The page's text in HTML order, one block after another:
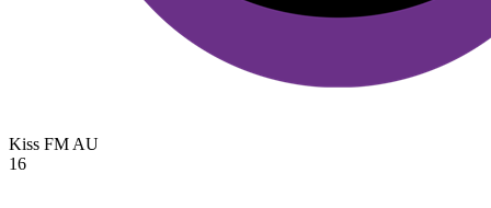
Kiss FM AU
16